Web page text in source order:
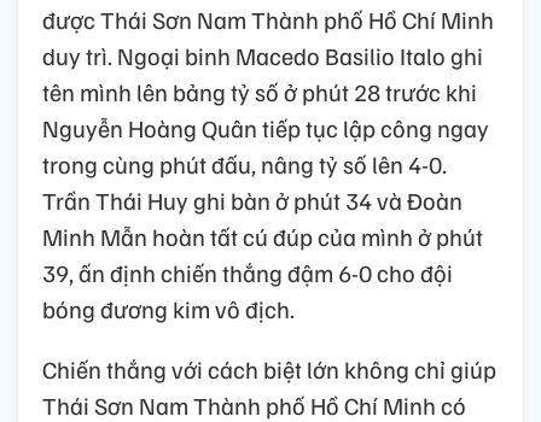
được Thái Sơn Nam Thành phố Hồ Chí Minh
duy trì. Ngoại binh Macedo Basilio Italo ghi
tên mình lên bảng tỷ số ở phút 28 trước khi
Nguyễn Hoàng Quân tiếp tục lập công ngay
trong cùng phút đấu, nâng tỷ số lên 4-0.
Trần Thái Huy ghi bàn ở phút 34 và Đoàn
Minh Mẫn hoàn tất cú đúp của mình ở phút
39, ấn định chiến thắng đậm 6-0 cho đội
bóng đương kim vô địch.
Chiến thắng với cách biệt lớn không chỉ giúp
Thái Sơn Nam Thành phố Hồ Chí Minh có